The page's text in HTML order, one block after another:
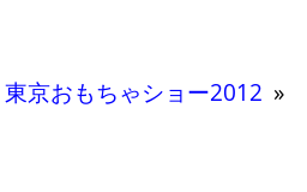
東京おもちゃショー2012 »